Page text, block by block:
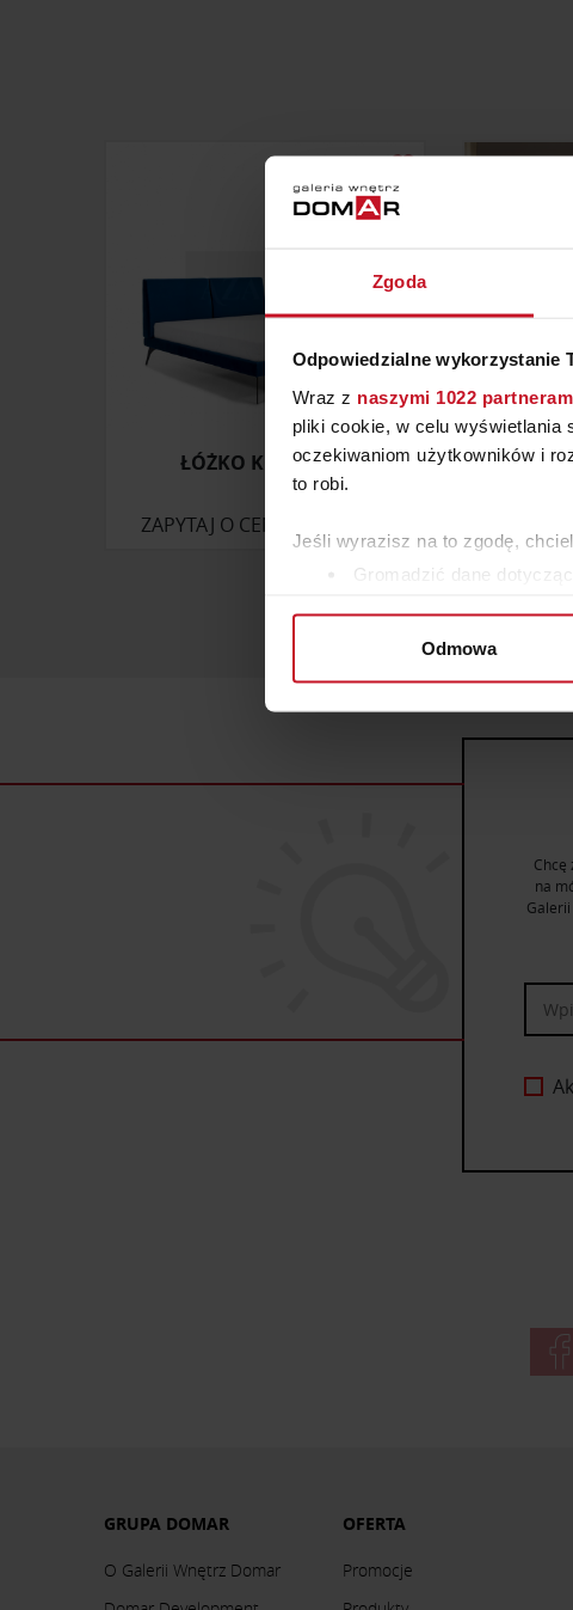
Zgoda
Odpowiedzialne wykorzystanie
Wraz z naszymi 1022
pliki cookie, w celu wyświetlania
oczekiwaniom użytkowników i
to robi.
Jeśli wyrazisz na to zgodę,
Gromadzić dane
Dowiedz się więcej odnośnie
ruch w naszej witrynie.
uzyskanymi podczas
Odmowa
ŁÓŻKO KONRADO
ZAPYTAJ O CENĘ W SALONIE
Chcę
na
GRUPA DOMAR
O Galerii Wnętrz Domar
OFERTA
Promocje